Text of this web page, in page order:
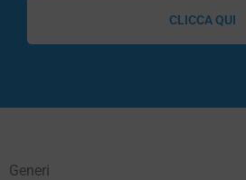
CLICCA QUI
Generi